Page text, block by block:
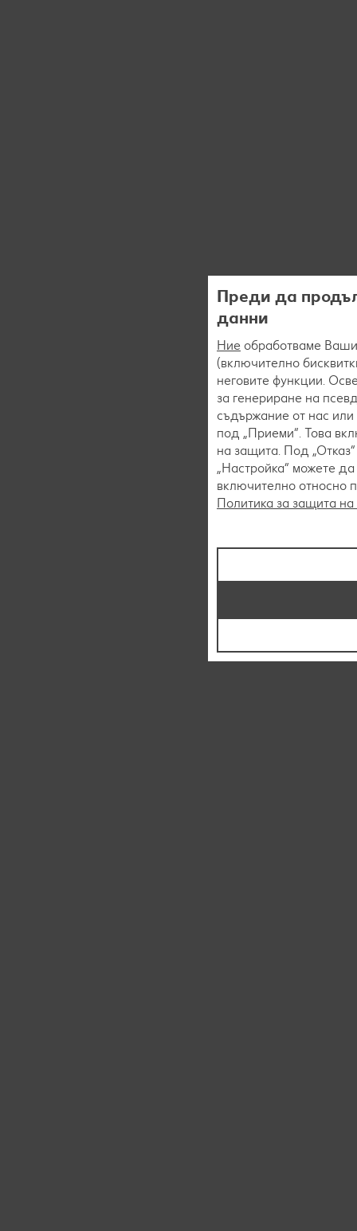
Преди да
данни
Ние обработваме
(включително
неговите функции.
за генериране на
съдържание от нас или
под „Приеми“. Това
на защита. Под
„Настройка“ можете
включително относно
Политика за защита